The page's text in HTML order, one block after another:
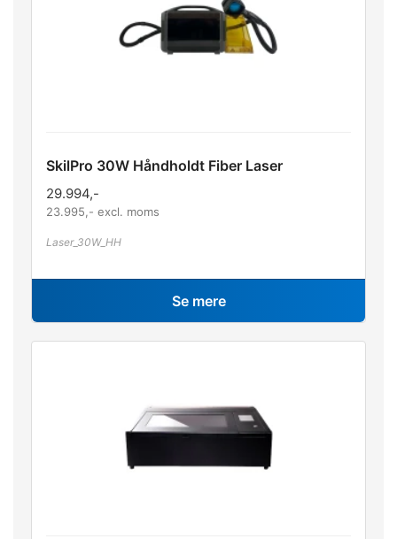
SkilPro 30W Håndholdt Fiber Laser
29.994,-
23.995 ,- excl. moms
Laser_30W_HH
Se mere